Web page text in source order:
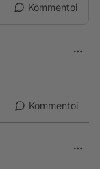
Kommentoi
Kommentoi